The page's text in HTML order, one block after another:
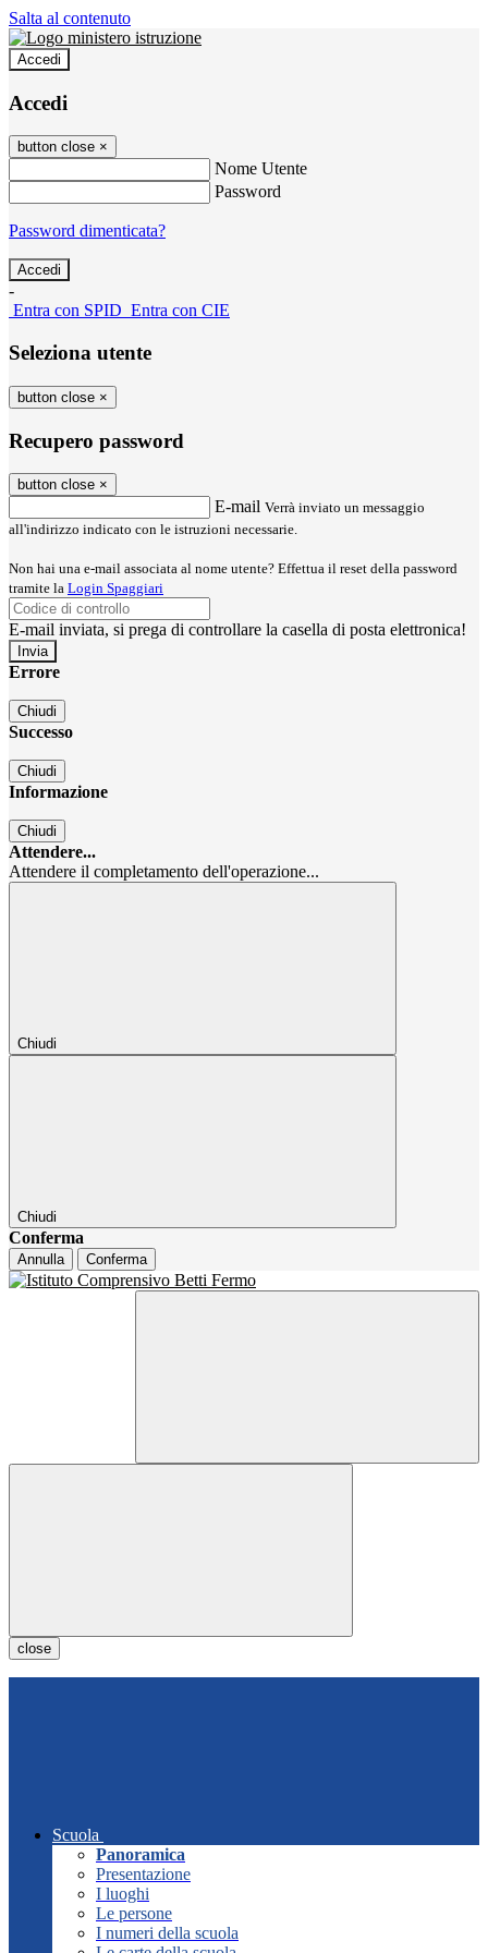
Salta al contenuto
Accedi
Accedi
button close ×
Nome Utente
Password
Password dimenticata?
-
Entra con SPID Entra con CIE
Seleziona utente
button close ×
Recupero password
button close ×
E-mail Verrà inviato un messaggio
all'indirizzo indicato con le istruzioni necessarie.
Non hai una e-mail associata al nome utente? Effettua il reset della password
tramite la Login Spaggiari
E-mail inviata, si prega di controllare la casella di posta elettronica!
Errore
Chiudi
Successo
Chiudi
Informazione
Chiudi
Attendere...
Attendere il completamento dell'operazione...
Chiudi
Chiudi
Conferma
Annulla Conferma
close
Scuola
Panoramica
Presentazione
I luoghi
Le persone
I numeri della scuola